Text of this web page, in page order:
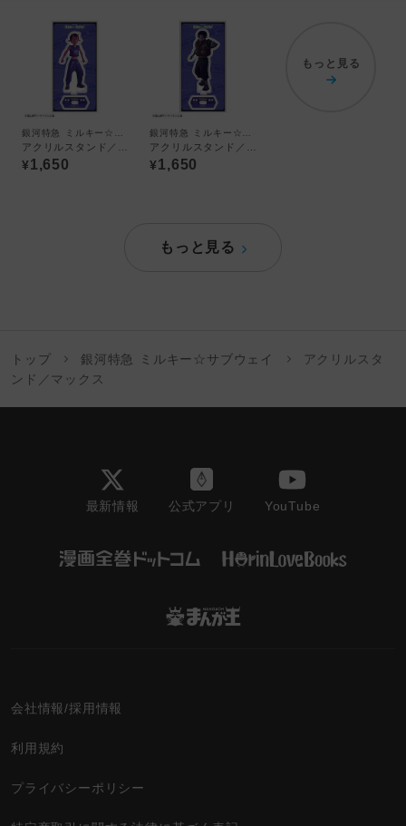
銀河特急 ミルキー☆サブウェイ
¥1,650
銀河特急 ミルキー☆サブウェイ
¥1,650
もっと見る
もっと見る
トップ 銀河特急 ミルキー☆サブウェイ
アクリルスタ
ンド／マックス
最新情報 公式アプリ YouTube
会社情報/採用情報
利用規約
プライバシーポリシー